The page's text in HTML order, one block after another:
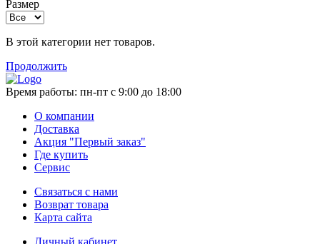
Размер
В этой категории нет товаров.
Продолжить
Время работы: пн-пт с 9:00 до 18:00
О компании
Доставка
Акция "Первый заказ"
Где купить
Сервис
Связаться с нами
Возврат товара
Карта сайта